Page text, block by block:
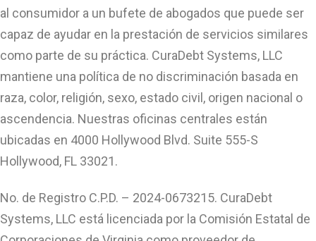
al consumidor a un bufete de abogados que puede ser
capaz de ayudar en la prestación de servicios similares
como parte de su práctica. CuraDebt Systems, LLC
mantiene una política de no discriminación basada en
raza, color, religión, sexo, estado civil, origen nacional o
ascendencia. Nuestras oficinas centrales están
ubicadas en 4000 Hollywood Blvd. Suite 555-S
Hollywood, FL 33021.
No. de Registro C.P.D. – 2024-0673215. CuraDebt
Systems, LLC está licenciada por la Comisión Estatal de